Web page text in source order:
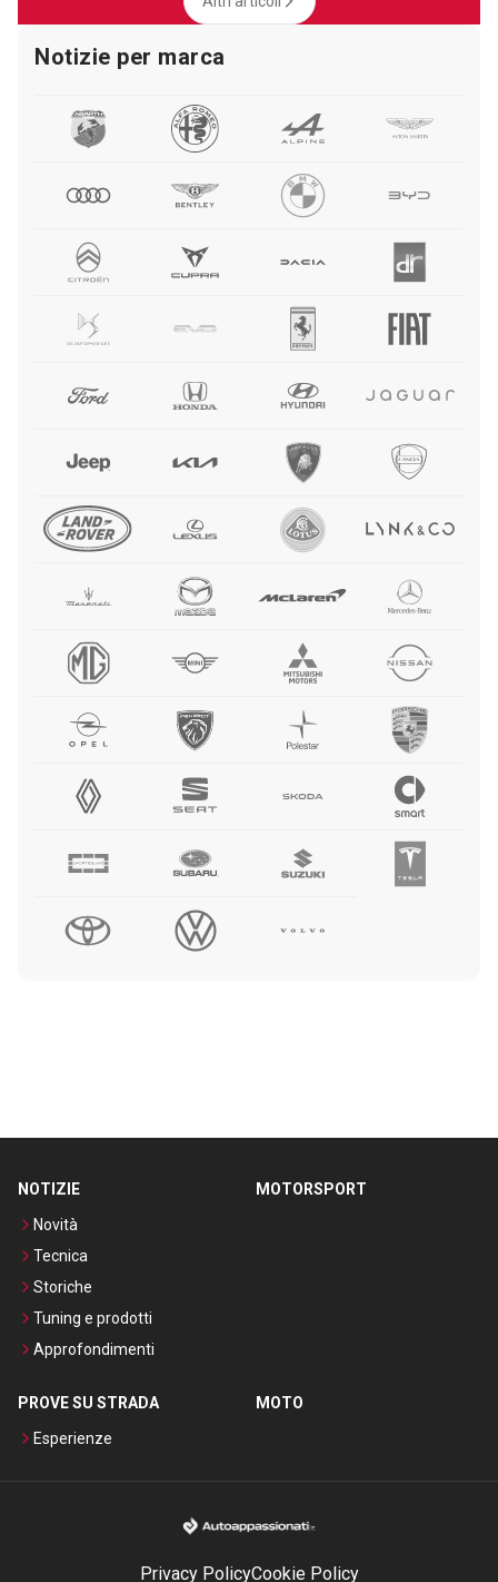
Notizie per marca
NOTIZIE
Novità
Tecnica
Storiche
Tuning e prodotti
Approfondimenti
MOTORSPORT
PROVE SU STRADA
Esperienze
MOTO
Privacy PolicyCookie Policy